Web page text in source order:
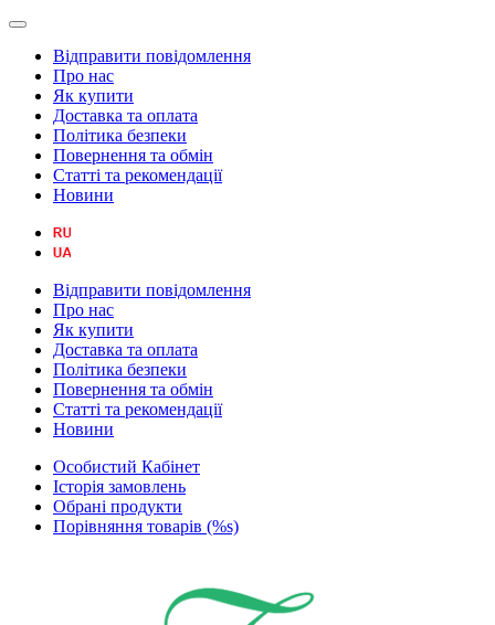
Відправити повідомлення
Про нас
Як купити
Доставка та оплата
Політика безпеки
Повернення та обмін
Статті та рекомендації
Новини
Відправити повідомлення
Про нас
Як купити
Доставка та оплата
Політика безпеки
Повернення та обмін
Статті та рекомендації
Новини
Особистий Кабінет
Історія замовлень
Обрані продукти
Порівняння товарів (%s)